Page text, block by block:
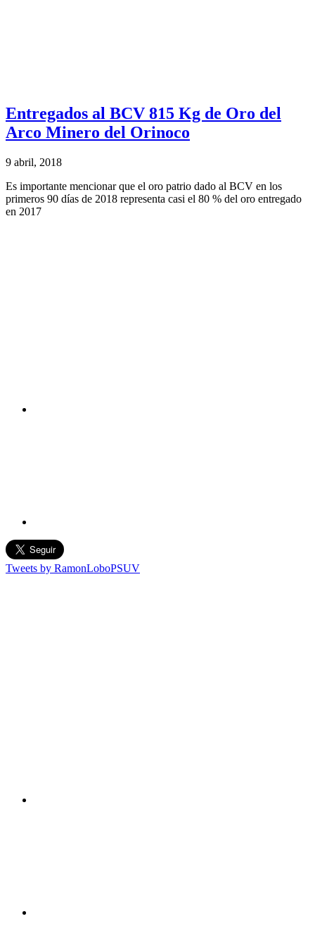
Entregados al BCV 815 Kg de Oro del
Arco Minero del Orinoco
9 abril, 2018
Es importante mencionar que el oro patrio dado al BCV en los
primeros 90 días de 2018 representa casi el 80 % del oro entregado
en 2017
Tweets by RamonLoboPSUV